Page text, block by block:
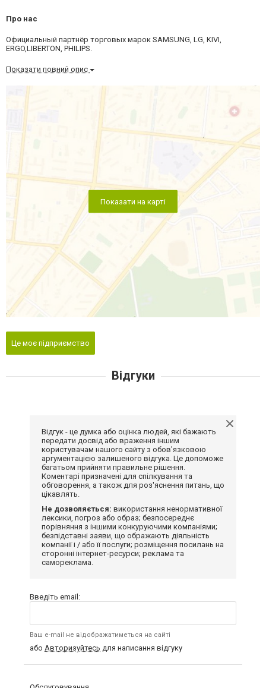
Про нас
Официальный партнёр торговых марок SAMSUNG, LG, KIVI,
ERGO,LIBERTON, PHILIPS.
Показати повний опис
Показати на карті
Це моє підприємство
Відгуки
Відгук - це думка або оцінка людей, які бажають
передати досвід або враження іншим
користувачам нашого сайту з обов'язковою
аргументацією залишеного відгука. Це допоможе
багатьом прийняти правильне рішення.
Коментарі призначені для спілкування та
обговорення, а також для роз'яснення питань, що
цікавлять.
Не дозволяється: використання ненормативної
лексики, погроз або образ; безпосереднє
порівняння з іншими конкуруючими компаніями;
безпідставні заяви, що ображають діяльність
компанії і / або її послуги; розміщення посилань на
сторонні інтернет-ресурси; реклама та
самореклама.
Введіть email:
Ваш e-mail не відображатиметься на сайті
або Авторизуйтесь для написання відгуку